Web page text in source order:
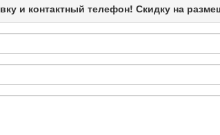
и контактный телефон! Скидку на